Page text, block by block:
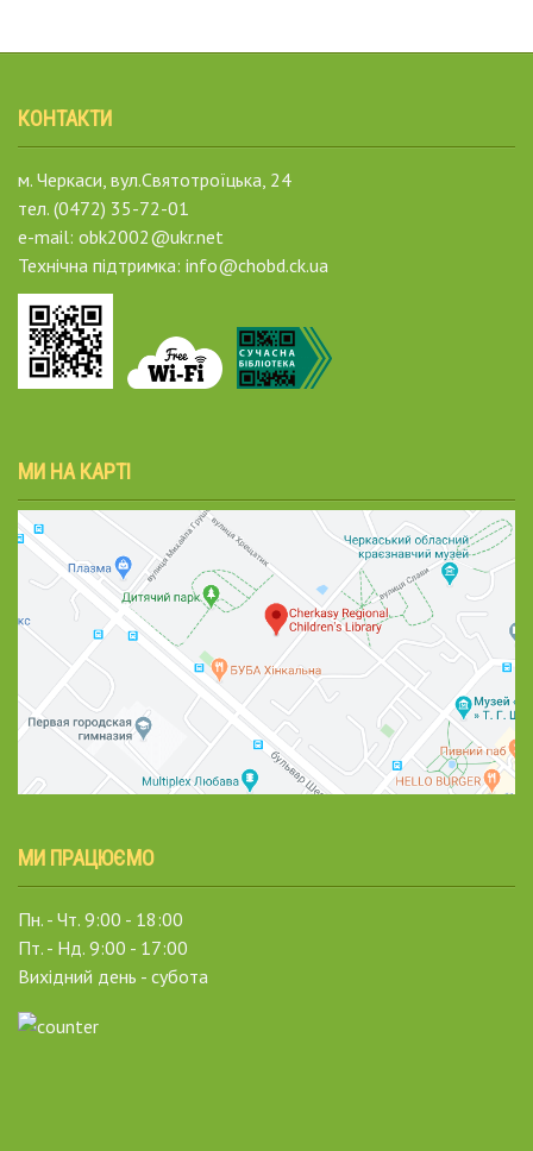
КОНТАКТИ
м. Черкаси, вул.Святотроїцька, 24
тел. (0472) 35-72-01
e-mail: obk2002@ukr.net
Технічна підтримка: info@chobd.ck.ua
МИ НА КАРТІ
МИ ПРАЦЮЄМО
Пн. - Чт. 9:00 - 18:00
Пт. - Нд. 9:00 - 17:00
Вихідний день - субота